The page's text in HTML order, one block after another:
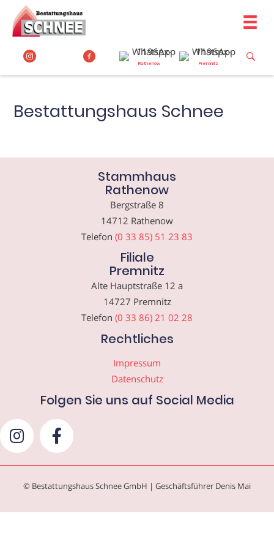
Inhalt
springen
Rathenow Premnitz
Bestattungshaus Schnee
Stammhaus
Rathenow
Bergstraße 8
14712 Rathenow
Telefon (0 33 85) 51 23 83
Filiale
Premnitz
Alte Hauptstraße 12 a
14727 Premnitz
Telefon (0 33 86) 21 02 28
Rechtliches
Impressum
Datenschutz
Folgen Sie uns auf Social Media
© Bestattungshaus Schnee GmbH | Geschäftsführer Denis Mai